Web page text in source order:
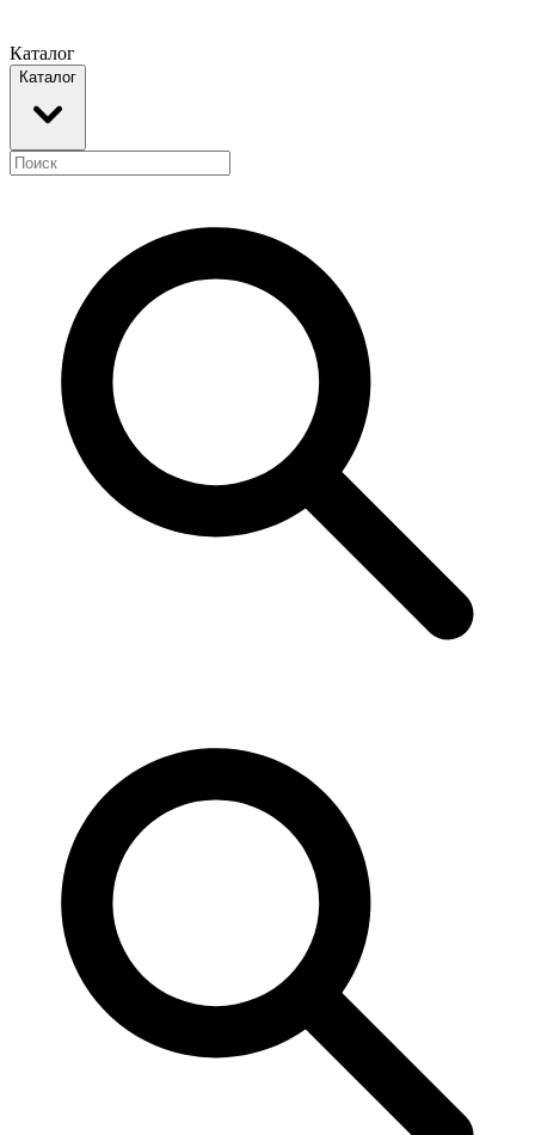
Каталог
Каталог